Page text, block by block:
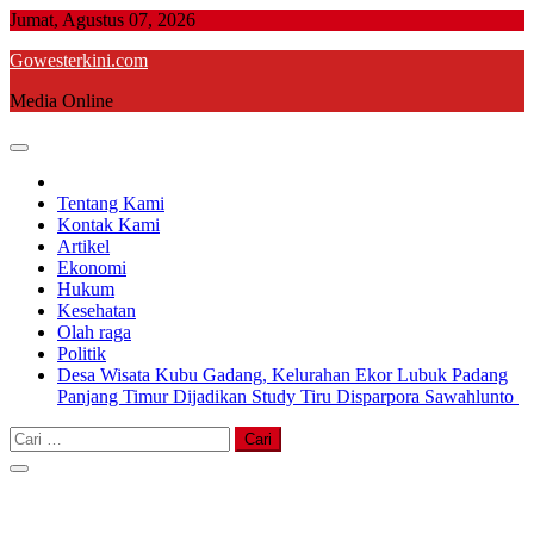
Skip
content
Jumat, Agustus 07, 2026
Gowesterkini.com
Media Online
Tentang Kami
Kontak Kami
Artikel
Ekonomi
Hukum
Kesehatan
Olah raga
Politik
Desa Wisata Kubu Gadang, Kelurahan Ekor Lubuk Padang
Panjang Timur Dijadikan Study Tiru Disparpora Sawahlunto
Cari
untuk: